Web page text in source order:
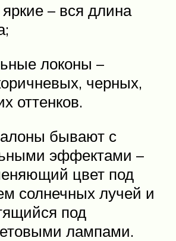
– вся длина
локоны –
черных,
оттенков.
бывают с
эффектами –
цвет под
солнечных лучей и
под
лампами.